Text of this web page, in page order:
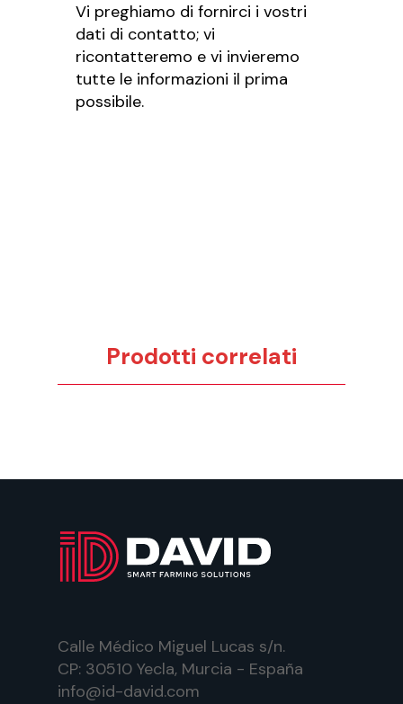
Vi preghiamo di fornirci i vostri
dati di contatto; vi
ricontatteremo e vi invieremo
tutte le informazioni il prima
possibile.
Prodotti correlati
Calle Médico Miguel Lucas s/n.
CP: 30510 Yecla, Murcia - España
info@id-david.com